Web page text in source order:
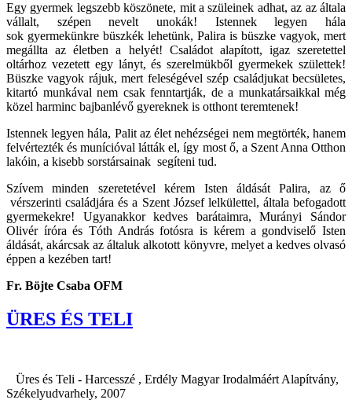
Egy gyermek legszebb köszönete, mit a szüleinek adhat, az az általa
vállalt, szépen nevelt unokák! Istennek legyen hála
sok gyermekünkre büszkék lehetünk, Palira is büszke vagyok, mert
megállta az életben a helyét! Családot alapított, igaz szeretettel
oltárhoz vezetett egy lányt, és szerelmükből gyermekek születtek!
Büszke vagyok rájuk, mert feleségével szép családjukat becsületes,
kitartó munkával nem csak fenntartják, de a munkatársaikkal még
közel harminc bajbanlévő gyereknek is otthont teremtenek!
Istennek legyen hála, Palit az élet nehézségei nem megtörték, hanem
felvértezték és munícióval látták el, így most ő, a Szent Anna Otthon
lakóin, a kisebb sorstársainak segíteni tud.
Szívem minden szeretetével kérem Isten áldását Palira, az ő
vérszerinti családjára és a Szent József lelkülettel, általa befogadott
gyermekekre! Ugyanakkor kedves barátaimra, Murányi Sándor
Olivér íróra és Tóth András fotósra is kérem a gondviselő Isten
áldását, akárcsak az általuk alkotott könyvre, melyet a kedves olvasó
éppen a kezében tart!
Fr. Böjte Csaba OFM
ÜRES ÉS TELI
Üres és Teli - Harcesszé , Erdély Magyar Irodalmáért Alapítvány,
Székelyudvarhely, 2007